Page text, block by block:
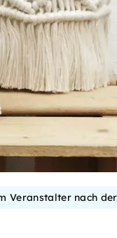
Veranstalter nach